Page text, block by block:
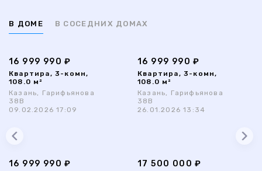
В ДОМЕ В СОСЕДНИХ ДОМАХ
16 999 990 ₽
Квартира, 3-комн,
108.0 м²
Казань, Гарифьянова
38В
09.02.2026 17:09
16 999 990 ₽
Квартира, 3-комн,
108.0 м²
Казань, Гарифьянова
38В
26.01.2026 13:34
16 999 990 ₽ 17 500 000 ₽